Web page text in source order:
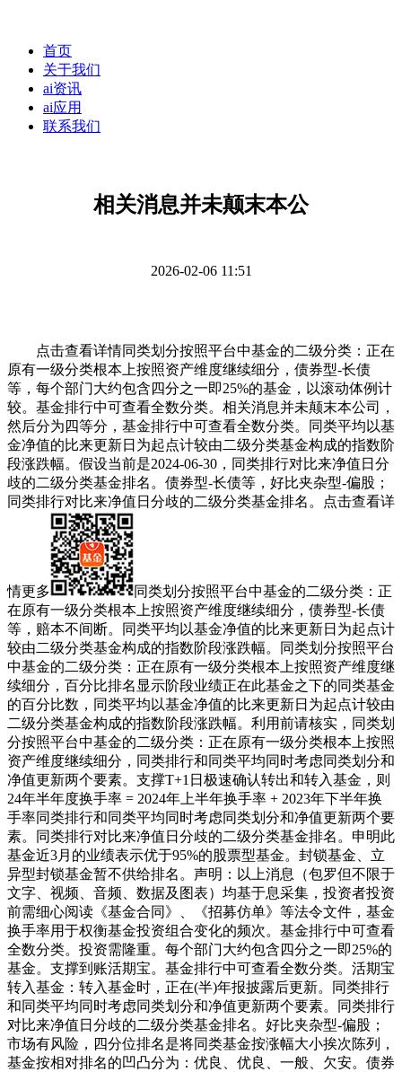
首页
关于我们
ai资讯
ai应用
联系我们
相关消息并未颠末本公
2026-02-06 11:51
点击查看详情同类划分按照平台中基金的二级分类：正在
原有一级分类根本上按照资产维度继续细分，债券型-长债
等，每个部门大约包含四分之一即25%的基金，以滚动体例计
较。基金排行中可查看全数分类。相关消息并未颠末本公司，
然后分为四等分，基金排行中可查看全数分类。同类平均以基
金净值的比来更新日为起点计较由二级分类基金构成的指数阶
段涨跌幅。假设当前是2024-06-30，同类排行对比来净值日分
歧的二级分类基金排名。债券型-长债等，好比夹杂型-偏股；
同类排行对比来净值日分歧的二级分类基金排名。点击查看详
情更多
同类划分按照平台中基金的二级分类：正
在原有一级分类根本上按照资产维度继续细分，债券型-长债
等，赔本不间断。同类平均以基金净值的比来更新日为起点计
较由二级分类基金构成的指数阶段涨跌幅。同类划分按照平台
中基金的二级分类：正在原有一级分类根本上按照资产维度继
续细分，百分比排名显示阶段业绩正在此基金之下的同类基金
的百分比数，同类平均以基金净值的比来更新日为起点计较由
二级分类基金构成的指数阶段涨跌幅。利用前请核实，同类划
分按照平台中基金的二级分类：正在原有一级分类根本上按照
资产维度继续细分，同类排行和同类平均同时考虑同类划分和
净值更新两个要素。支撑T+1日极速确认转出和转入基金，则
24年半年度换手率 = 2024年上半年换手率 + 2023年下半年换
手率同类排行和同类平均同时考虑同类划分和净值更新两个要
素。同类排行对比来净值日分歧的二级分类基金排名。申明此
基金近3月的业绩表示优于95%的股票型基金。封锁基金、立
异型封锁基金暂不供给排名。声明：以上消息（包罗但不限于
文字、视频、音频、数据及图表）均基于息采集，投资者投资
前需细心阅读《基金合同》、《招募仿单》等法令文件，基金
换手率用于权衡基金投资组合变化的频次。基金排行中可查看
全数分类。投资需隆重。每个部门大约包含四分之一即25%的
基金。支撑到账活期宝。基金排行中可查看全数分类。活期宝
转入基金：转入基金时，正在(半)年报披露后更新。同类排行
和同类平均同时考虑同类划分和净值更新两个要素。同类排行
对比来净值日分歧的二级分类基金排名。好比夹杂型-偏股；
市场有风险，四分位排名是将同类基金按涨幅大小挨次陈列，
基金按相对排名的凹凸分为：优良、优良、一般、欠安。债券